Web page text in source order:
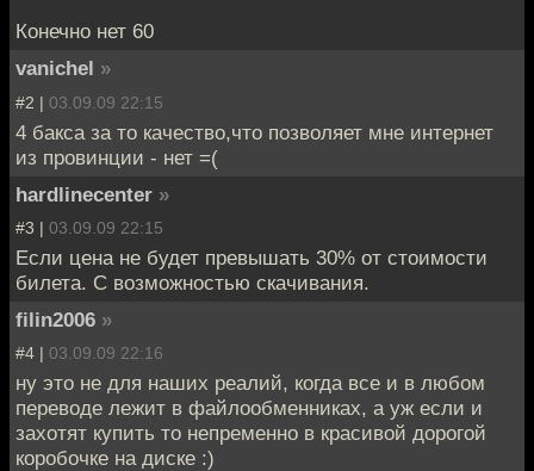
Конечно нет 60
vanichel »
#2 | 03.09.09 22:15
4 бакса за то качество,что позволяет мне интернет
из провинции - нет =(
hardlinecenter »
#3 | 03.09.09 22:15
Если цена не будет превышать 30% от стоимости
билета. С возможностью скачивания.
filin2006 »
#4 | 03.09.09 22:16
ну это не для наших реалий, когда все и в любом
переводе лежит в файлообменниках, а уж если и
захотят купить то непременно в красивой дорогой
коробочке на диске :)